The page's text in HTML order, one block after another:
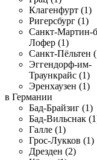
Клагенфурт (1)
Ригерсбург (1)
Санкт-Мартин-
Лофер (1)
Санкт-Пёльтен
Эггендорф-им-
Траункрайс (1)
Эренхаузен (1)
в Германии
Бад-Брайзиг (1)
Бад-Вильснак
Галле (1)
Грос-Лукков (1)
Дрезден (2)